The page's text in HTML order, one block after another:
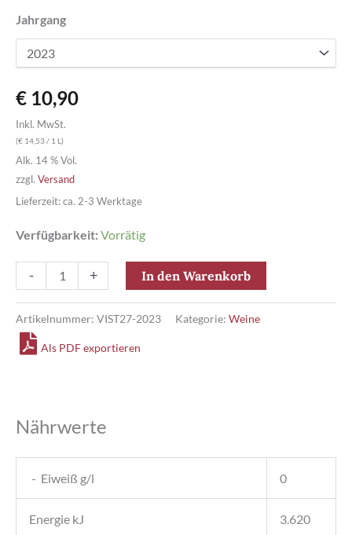
Jahrgang
€ 10,90
Inkl. MwSt.
(€ 14,53/ 1 L)
Alk. 14 % Vol.
zzgl. Versand
Lieferzeit: ca. 2-3 Werktage
Verfügbarkeit: Vorrätig
-
Primitivo
di
Manduria
+ In den Warenkorb
Artikelnummer: VIST27-2023 Kategorie: Weine
Als PDF exportieren
Nährwerte
- Eiweiß g/l 0
Energie kJ 3.620